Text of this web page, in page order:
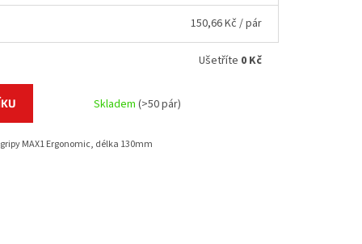
150,66 Kč / pár
Ušetříte 0 Kč
Skladem(>50 pár)
MAX1 Ergonomic, délka 130mm